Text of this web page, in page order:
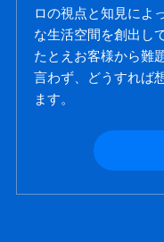
ロの視点と知見によ
な生活空間を創出し
たとえお客様から難
言わず、どうすれば
ます。